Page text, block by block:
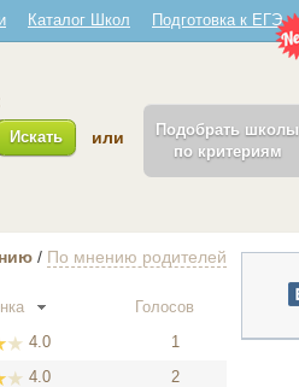
Каталог Школ Подготовка к ЕГЭ
Искать или
Подобрать школы
по критериям
/ По мнению родителей
Голосов
4.0
1
4.0
2